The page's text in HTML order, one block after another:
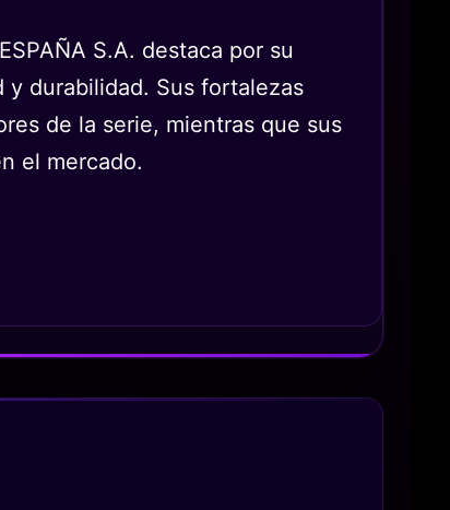
S.A. destaca por su
durabilidad. Sus fortalezas
de la serie, mientras que sus
el mercado.